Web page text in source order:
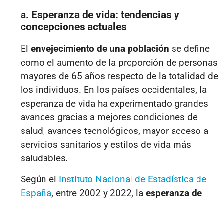
a. Esperanza de vida: tendencias y
concepciones actuales
El envejecimiento de una población se define
como el aumento de la proporción de personas
mayores de 65 años respecto de la totalidad de
los individuos. En los países occidentales, la
esperanza de vida ha experimentado grandes
avances gracias a mejores condiciones de
salud, avances tecnológicos, mayor acceso a
servicios sanitarios y estilos de vida más
saludables.
Según el Instituto Nacional de Estadística de
España, entre 2002 y 2022, la esperanza de